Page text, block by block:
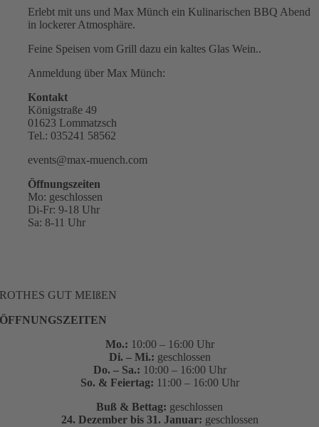
Erlebt mit uns und Max Münch ein Kulinarischen BBQ Abend
in lockerer Atmosphäre.
Feine Speisen vom Grill dazu ein kaltes Glas Wein..
Anmeldung über Max Münch:
Kontakt
Königstraße 49
01623 Lommatzsch
Tel.: 035241 58562
events@max-muench.com
Öffnungszeiten
Mo: geschlossen
Di-Fr: 9-18 Uhr
Sa: 8-11 Uhr
ROTHES GUT MEIßEN
ÖFFNUNGSZEITEN
Mo.: 10:00 – 16:00 Uhr
Di. – Mi.: geschlossen
Do. – Sa.: 10:00 – 16:00 Uhr
So. & Feiertag: 11:00 – 16:00 Uhr
Buß & Bettag: geschlossen
24. Dezember bis 31. Januar: geschlossen